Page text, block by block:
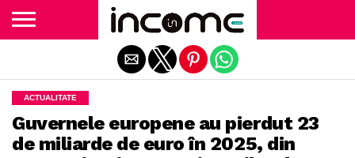
ACTUALITATE
Guvernele europene au pierdut 23
de miliarde de euro în 2025, din
Exit mobile version